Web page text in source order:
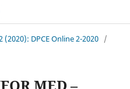
(2020): DPCE Online 2-2020 /